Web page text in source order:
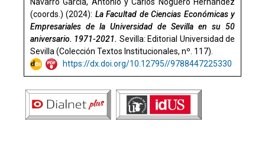
Navarro García, Antonio y Carlos Noguero Hernández
(coords.) (2024): La Facultad de Ciencias Económicas y
Empresariales de la Universidad de Sevilla en su 50
aniversario. 1971-2021. Sevilla: Editorial Universidad de
Sevilla (Colección Textos Institucionales, nº. 117).
https://dx.doi.org/10.12795//9788447225330